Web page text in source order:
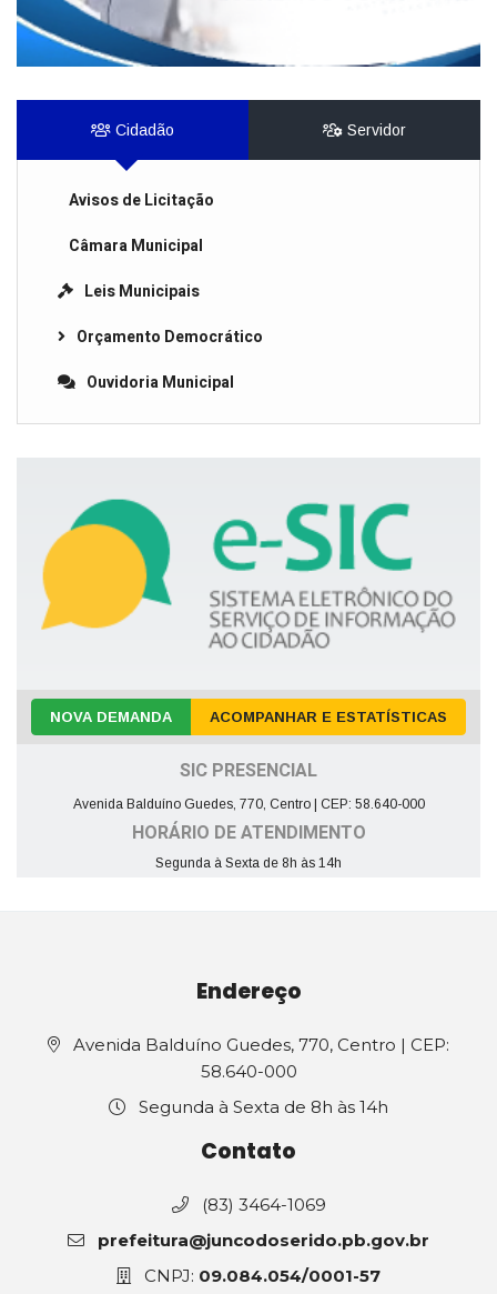
Cidadão Servidor
Avisos de Licitação
Câmara Municipal
Leis Municipais
Orçamento Democrático
Ouvidoria Municipal
NOVA DEMANDA ACOMPANHAR E ESTATÍSTICAS
SIC PRESENCIAL
Avenida Balduíno Guedes, 770, Centro | CEP: 58.640-000
HORÁRIO DE ATENDIMENTO
Segunda à Sexta de 8h às 14h
Endereço
Avenida Balduíno Guedes, 770, Centro | CEP:
58.640-000
Segunda à Sexta de 8h às 14h
Contato
(83) 3464-1069
prefeitura@juncodoserido.pb.gov.br
CNPJ: 09.084.054/0001-57